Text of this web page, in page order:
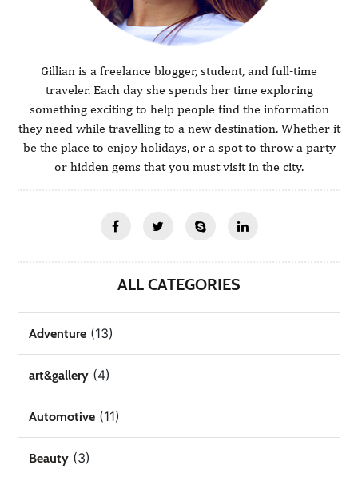
Gillian is a freelance blogger, student, and full-time
traveler. Each day she spends her time exploring
something exciting to help people find the information
they need while travelling to a new destination. Whether it
be the place to enjoy holidays, or a spot to throw a party
or hidden gems that you must visit in the city.
ALL CATEGORIES
Adventure (13)
art&gallery (4)
Automotive (11)
Beauty (3)